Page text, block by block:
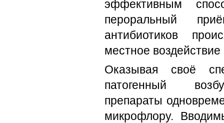
эффективным
пероральный
антибиотиков
местное
Оказывая своё
патогенный
препараты
микрофлору.